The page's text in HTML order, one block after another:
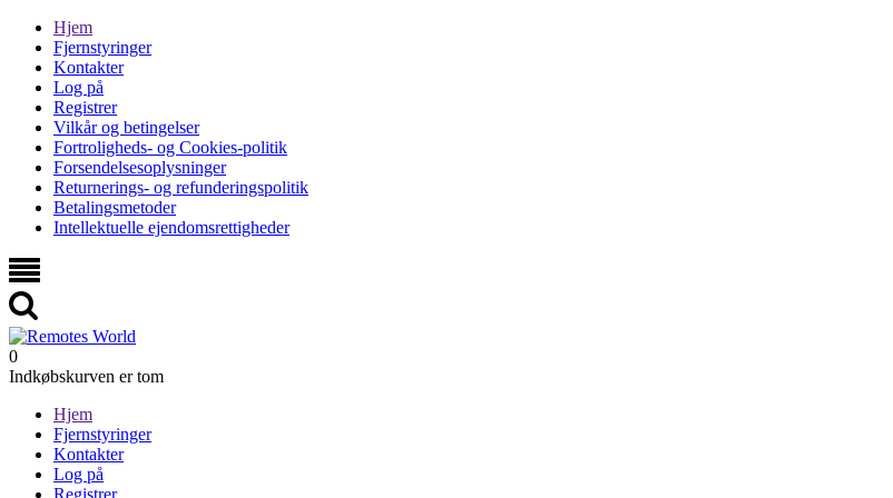
Hjem
Fjernstyringer
Kontakter
Log på
Registrer
Vilkår og betingelser
Fortroligheds- og Cookies-politik
Forsendelsesoplysninger
Returnerings- og refunderingspolitik
Betalingsmetoder
Intellektuelle ejendomsrettigheder
0
Indkøbskurven er tom
Hjem
Fjernstyringer
Kontakter
Log på
Registrer